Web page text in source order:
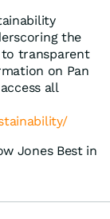
the
transparent
on Pan
all
Jones Best in